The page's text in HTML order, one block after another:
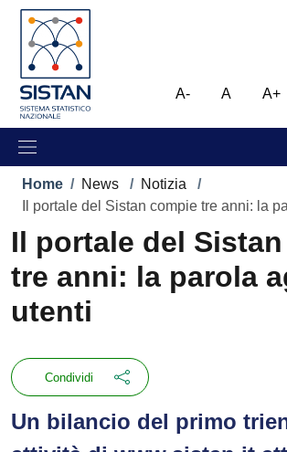
al contenuto principale
to footer content
Immagine
A- A A+
Briciole di pane
Home / News / Notizia
/
Il portale del Sistan compie tre anni: la
Il portale del
tre anni: la parola
utenti
Condividi
Un bilancio del primo